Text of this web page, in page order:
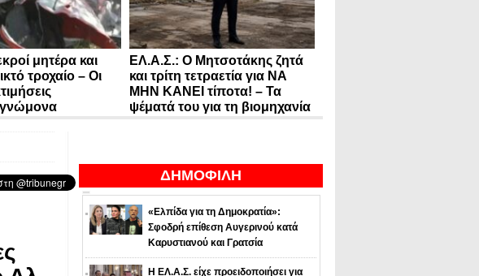
μητέρα και
τροχαίο – Οι
ΕΛ.Α.Σ.: Ο Μητσοτάκης ζητά
και τρίτη τετραετία για ΝΑ
ΜΗΝ ΚΑΝΕΙ τίποτα! – Τα
ψέματά του για τη βιομηχανία
ΔΗΜΟΦΙΛΗ
«Ελπίδα για τη Δημοκρατία»:
Σφοδρή επίθεση Αυγερινού κατά
Καρυστιανού και Γρατσία
Η ΕΛ.Α.Σ. είχε προειδοποιήσει για